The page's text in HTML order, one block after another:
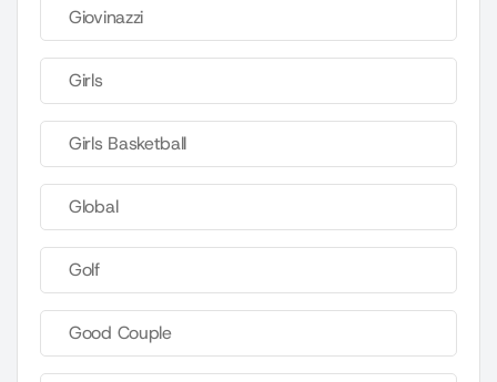
Giovinazzi
Girls
Girls Basketball
Global
Golf
Good Couple